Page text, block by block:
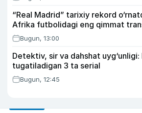
“Real Madrid” tarixiy rekord
Afrika futbolidagi eng qimmat
Bugun, 13:00
Detektiv, sir va dahshat uyg‘unligi:
tugatiladigan 3 ta serial
Bugun, 12:45